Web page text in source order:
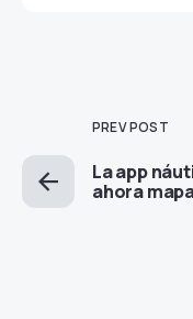
PREV POST
La app
ahora